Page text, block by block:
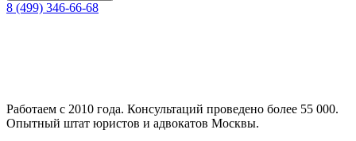
8 (499) 346-66-68
Работаем с 2010 года. Консультаций проведено более 55 000.
Опытный штат юристов и адвокатов Москвы.